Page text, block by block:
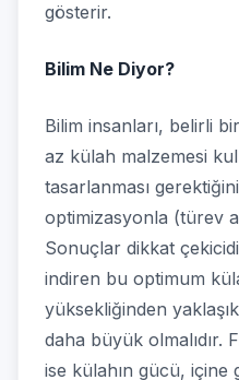
gösterir.
Bilim Ne Diyor?
Bilim insanları, belirli
az külah malzemesi
tasarlanması
optimizasyonla (türev
Sonuçlar dikkat
indiren bu optimum
yüksekliğinden
daha büyük olmalıdır.
ise külahın gücü,